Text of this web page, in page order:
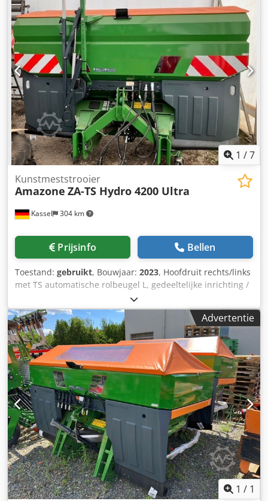
1 /7
Kassel 304 km
Kunstmeststrooier
Amazone ZA-TS Hydro 4200 Ultra
Prijsinfo Bellen
Toestand: gebruikt, Bouwjaar: 2023, Hoofdruit rechts/links
met TS automatische rolbeugel L, gedeeltelijke inrichting /
zwenkbaar, fabrieksmatig gemonteerd. Hellingsensor voor
elektronisch weegsysteem / instelsysteem voor
inleidmechanisme. Profi-weegsysteem inbouwdelen voor
ZA basismachines. LED / Achterverlichting handmatig.
Dkjdpfx Aaet A Udgjier
Advertentie
1 / 1